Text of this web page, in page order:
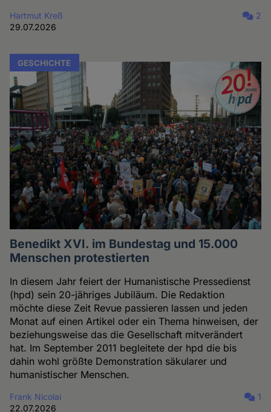
Hartmut Kreß
29.07.2026
2
GESCHICHTE
Benedikt XVI. im Bundestag und 15.000
Menschen protestierten
In diesem Jahr feiert der Humanistische Pressedienst
(hpd) sein 20-jähriges Jubiläum. Die Redaktion
möchte diese Zeit Revue passieren lassen und jeden
Monat auf einen Artikel oder ein Thema hinweisen, der
beziehungsweise das die Gesellschaft mitverändert
hat. Im September 2011 begleitete der hpd die bis
dahin wohl größte Demonstration säkularer und
humanistischer Menschen.
Frank Nicolai
22.07.2026
1